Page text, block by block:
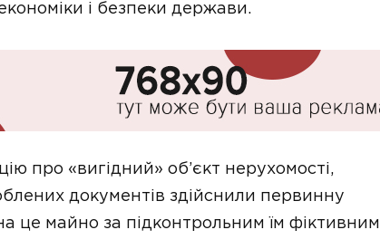
і безпеки держави.
про «вигідний» об’єкт нерухомості,
документів здійснили первинну
це майно за підконтрольним їм фіктивним